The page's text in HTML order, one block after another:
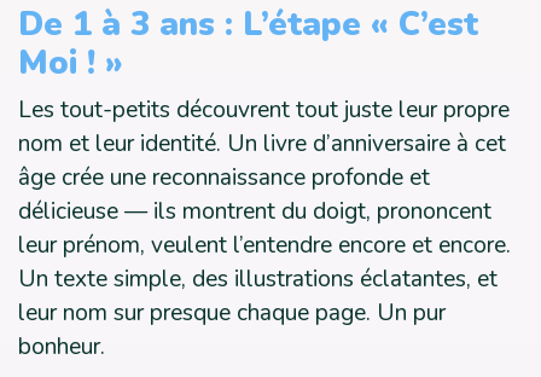
De 1 à 3 ans : L’étape « C’est
Moi ! »
Les tout-petits découvrent tout juste leur propre
nom et leur identité. Un livre d’anniversaire à cet
âge crée une reconnaissance profonde et
délicieuse — ils montrent du doigt, prononcent
leur prénom, veulent l’entendre encore et encore.
Un texte simple, des illustrations éclatantes, et
leur nom sur presque chaque page. Un pur
bonheur.